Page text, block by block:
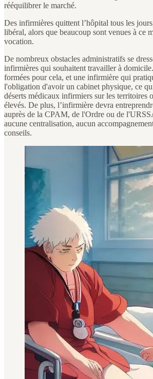
rééquilibrer le marché.
Des infirmières quittent l’hôpital tous les
libéral, alors que beaucoup sont venues à ce
vocation.
De nombreux obstacles administratifs se
infirmières qui souhaitent travailler à
formées pour cela, et une infirmière qui
l'obligation d'avoir un cabinet physique, ce
déserts médicaux infirmiers sur les territoires
élevés. De plus, l’infirmière devra
auprès de la CPAM, de l'Ordre ou de
aucune centralisation, aucun
conseils.